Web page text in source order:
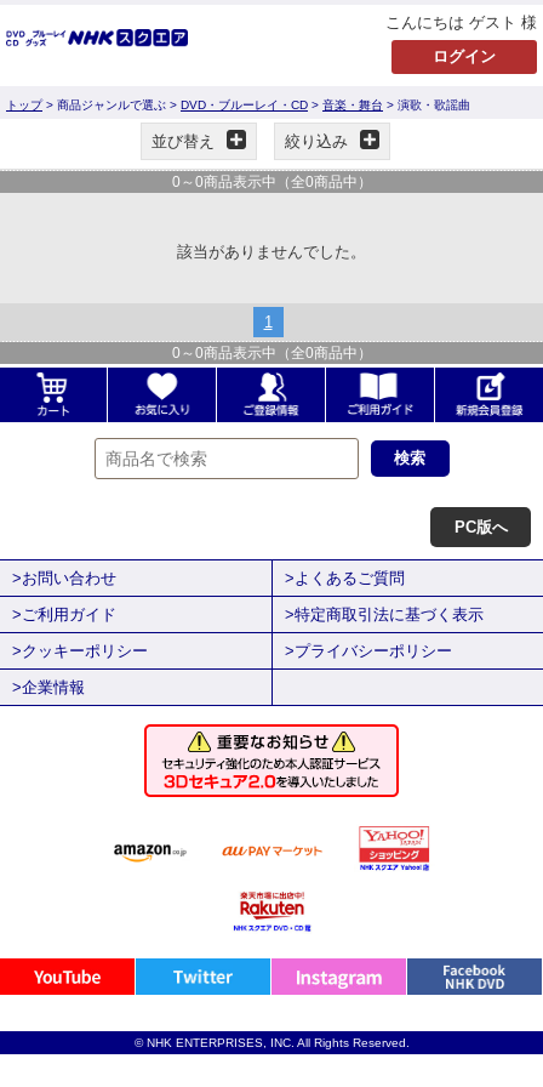
こんにちは ゲスト 様
トップ> 商品ジャンルで選ぶ > DVD・ブルーレイ・CD > 音楽・舞台 > 演歌・歌謡曲
並び替え 絞り込み
0 ～ 0商品表示中（全0商品中）
該当がありませんでした。
1
0 ～ 0商品表示中（全0商品中）
PC版へ
>お問い合わせ
>よくあるご質問
>ご利用ガイド
>特定商取引法に基づく表示
>クッキーポリシー
>プライバシーポリシー
>企業情報
© NHK ENTERPRISES, INC. All Rights Reserved.